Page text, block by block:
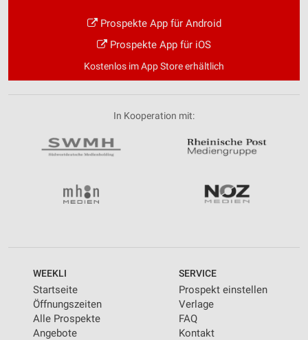
Prospekte App für Android
Prospekte App für iOS
Kostenlos im App Store erhältlich
In Kooperation mit:
WEEKLI
Startseite
Öffnungszeiten
Alle Prospekte
Angebote
SERVICE
Prospekt einstellen
Verlage
FAQ
Kontakt